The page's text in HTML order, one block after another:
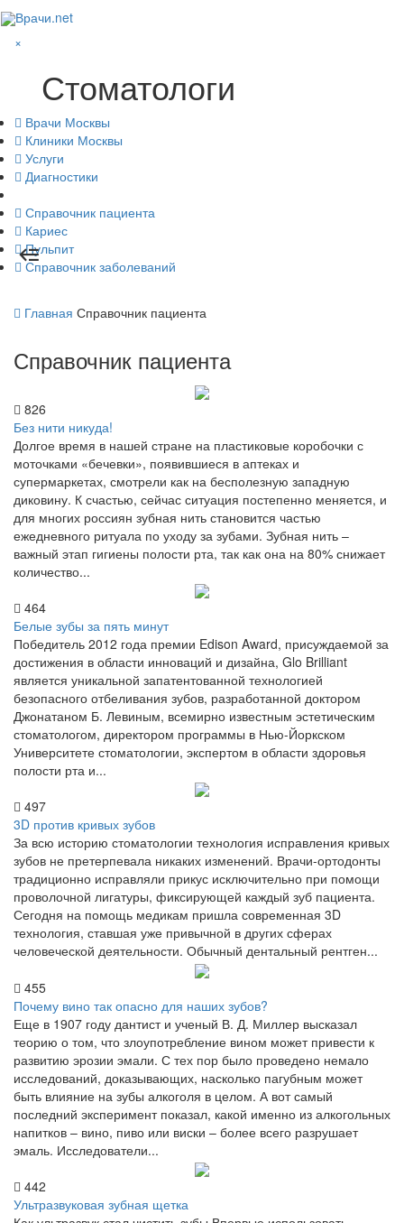
Врачи.net
×
Стоматологи
Врачи Москвы
Клиники Москвы
Услуги
Диагностики
Справочник пациента
Кариес
Пульпит
Справочник заболеваний
Главная Справочник пациента
Справочник пациента
826
Без нити никуда!
Долгое время в нашей стране на пластиковые коробочки с
моточками «бечевки», появившиеся в аптеках и
супермаркетах, смотрели как на бесполезную западную
диковину. К счастью, сейчас ситуация постепенно меняется, и
для многих россиян зубная нить становится частью
ежедневного ритуала по уходу за зубами. Зубная нить –
важный этап гигиены полости рта, так как она на 80% снижает
количество...
464
Белые зубы за пять минут
Победитель 2012 года премии Edison Award, присуждаемой за
достижения в области инноваций и дизайна, Glo Brilliant
является уникальной запатентованной технологией
безопасного отбеливания зубов, разработанной доктором
Джонатаном Б. Левиным, всемирно известным эстетическим
стоматологом, директором программы в Нью-Йоркском
Университете стоматологии, экспертом в области здоровья
полости рта и...
497
3D против кривых зубов
За всю историю стоматологии технология исправления кривых
зубов не претерпевала никаких изменений. Врачи-ортодонты
традиционно исправляли прикус исключительно при помощи
проволочной лигатуры, фиксирующей каждый зуб пациента.
Сегодня на помощь медикам пришла современная 3D
технология, ставшая уже привычной в других сферах
человеческой деятельности. Обычный дентальный рентген...
455
Почему вино так опасно для наших зубов?
Еще в 1907 году дантист и ученый В. Д. Миллер высказал
теорию о том, что злоупотребление вином может привести к
развитию эрозии эмали. С тех пор было проведено немало
исследований, доказывающих, насколько пагубным может
быть влияние на зубы алкоголя в целом. А вот самый
последний эксперимент показал, какой именно из алкогольных
напитков – вино, пиво или виски – более всего разрушает
эмаль. Исследователи...
442
Ультразвуковая зубная щетка